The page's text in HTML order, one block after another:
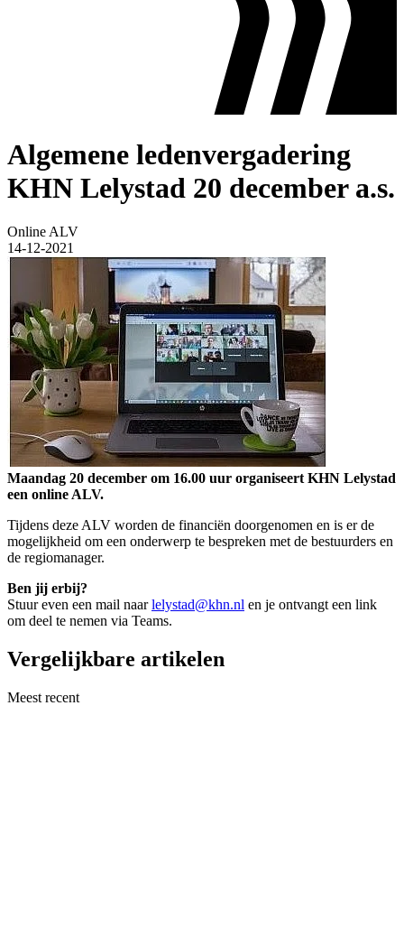
Algemene ledenvergadering
KHN Lelystad 20 december a.s.
Online ALV
14-12-2021
Maandag 20 december om 16.00 uur organiseert KHN Lelystad
een online ALV.
Tijdens deze ALV worden de financiën doorgenomen en is er de
mogelijkheid om een onderwerp te bespreken met de bestuurders en
de regiomanager.
Ben jij erbij?
Stuur even een mail naarlelystad@khn.nl en je ontvangt een link
om deel te nemen via Teams.
Vergelijkbare artikelen
Meest recent